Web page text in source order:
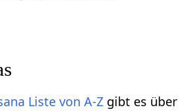
Liste von A-Z gibt es über